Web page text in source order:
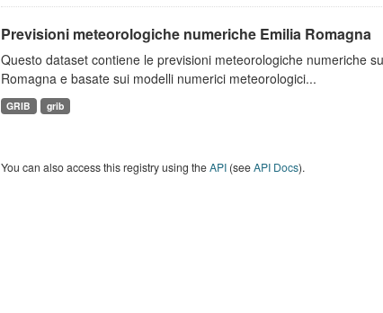
Previsioni meteorologiche numeriche Emilia Romagna
Questo dataset contiene le previsioni meteorologiche numeriche
Romagna e basate sui modelli numerici meteorologici...
GRIB grib
You can also access this registry using theAPI(seeAPI Docs).